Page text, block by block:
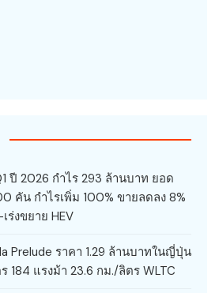
ปี 2026 กำไร 293 ล้านบาท ยอด
คัน กำไรเพิ่ม 100% ขายลดลง 8%
ร่งขยาย HEV
Prelude ราคา 1.29 ล้านบาทในญี่ปุ่น
184 แรงม้า 23.6 กม./ลิตร WLTC